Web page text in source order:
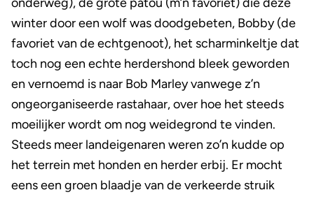
winter door een wolf was doodgebeten, Bobby (de
favoriet van de echtgenoot), het scharminkeltje dat
toch nog een echte herdershond bleek geworden
en vernoemd is naar Bob Marley vanwege z’n
ongeorganiseerde rastahaar, over hoe het steeds
moeilijker wordt om nog weidegrond te vinden.
Steeds meer landeigenaren weren zo’n kudde op
het terrein met honden en herder erbij. Er mocht
eens een groen blaadje van de verkeerde struik